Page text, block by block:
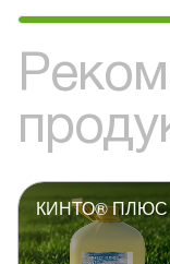
КИНТО® ПЛЮС